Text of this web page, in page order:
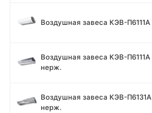
Воздушная завеса КЭВ-П6111A
Воздушная завеса КЭВ-П6111A
нерж.
Воздушная завеса КЭВ-П6131A
нерж.